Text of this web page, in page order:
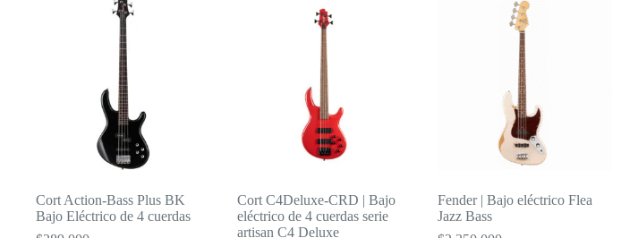
Cort Action-Bass Plus BK
Bajo Eléctrico de 4 cuerdas
Cort C4Deluxe-CRD | Bajo
eléctrico de 4 cuerdas serie
artisan C4 Deluxe
Fender | Bajo eléctrico Flea
Jazz Bass